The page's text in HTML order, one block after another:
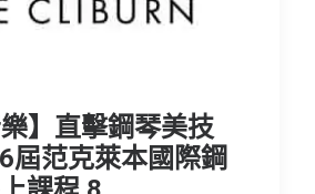
樂】直擊鋼琴美技
屆范克萊本國際鋼